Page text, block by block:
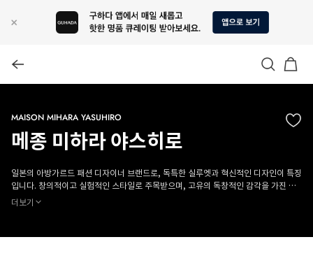
MAISON MIHARA YASUHIRO
메종 미하라 야스히로
일본의 아방가르드 패션 디자이너 브랜드로, 독특한 실루엣과 혁신적인 디자인이 특징
입니다. 창의적이고 실험적인 스타일로 주목받으며, 고유의 독창적인 감각을 가진 패
션 애호가들에게 사랑받고 있습니다. 세련된 소재와 정교한 디테일이 돋보입니다. 독
더보기